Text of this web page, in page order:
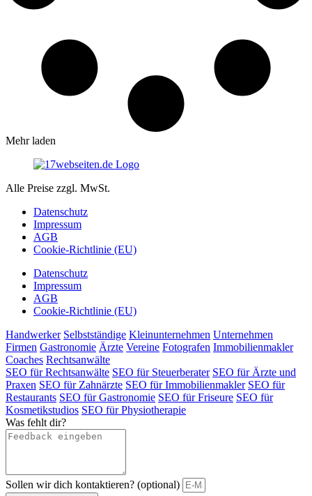
Mehr laden
Alle Preise zzgl. MwSt.
Datenschutz
Impressum
AGB
Cookie-Richtlinie (EU)
Datenschutz
Impressum
AGB
Cookie-Richtlinie (EU)
Handwerker Selbstständige Kleinunternehmen Unternehmen
Firmen Gastronomie Ärzte Vereine Fotografen Immobilienmakler
Coaches Rechtsanwälte
SEO für Rechtsanwälte SEO für Steuerberater SEO für Ärzte und
Praxen SEO für Zahnärzte SEO für Immobilienmakler SEO für
Restaurants SEO für Gastronomie SEO für Friseure SEO für
Kosmetikstudios SEO für Physiotherapie
Was fehlt dir?
Sollen wir dich kontaktieren? (optional)